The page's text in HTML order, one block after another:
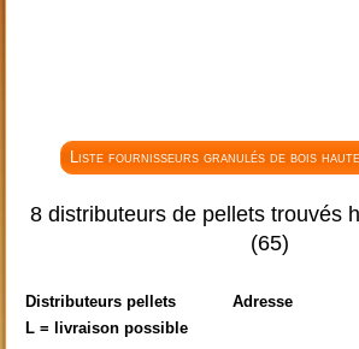
Liste fournisseurs granulés de bois
8 distributeurs de pellets trouvés
(65)
Distributeurs pellets
L = livraison possible
Adresse